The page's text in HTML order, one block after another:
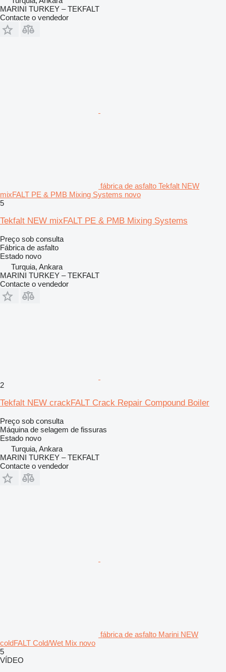
MARINI TURKEY – TEKFALT
Contacte o vendedor
fábrica de asfalto Tekfalt NEW
mixFALT PE & PMB Mixing Systems novo
5
Tekfalt NEW mixFALT PE & PMB Mixing Systems
Preço sob consulta
Fábrica de asfalto
Estado novo
Turquia, Ankara
MARINI TURKEY – TEKFALT
Contacte o vendedor
2
Tekfalt NEW crackFALT Crack Repair Compound Boiler
Preço sob consulta
Máquina de selagem de fissuras
Estado novo
Turquia, Ankara
MARINI TURKEY – TEKFALT
Contacte o vendedor
fábrica de asfalto Marini NEW
coldFALT Cold/Wet Mix novo
5
VÍDEO